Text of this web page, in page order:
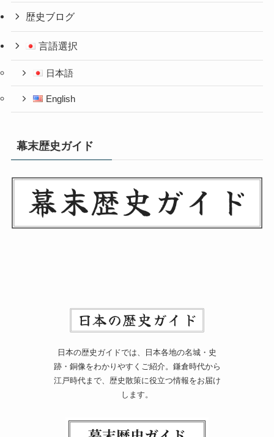
歴史ブログ
言語選択
日本語
English
幕末歴史ガイド
日本の歴史ガイドでは、日本各地の名城・史
跡・銅像をわかりやすくご紹介。鎌倉時代から
江戸時代まで、歴史散策に役立つ情報をお届け
します。